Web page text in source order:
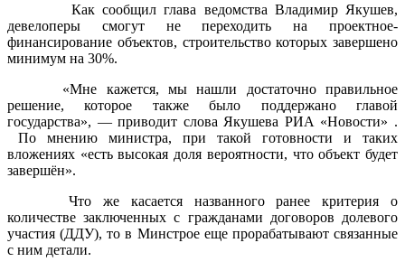
Как сообщил глава ведомства Владимир Якушев,
девелоперы смогут не переходить на проектное-
финансирование объектов, строительство которых завершено
минимум на 30%.
«Мне кажется, мы нашли достаточно правильное
решение, которое также было поддержано главой
государства», — приводит слова Якушева РИА «Новости» .
По мнению министра, при такой готовности и таких
вложениях «есть высокая доля вероятности, что объект будет
завершён».
Что же касается названного ранее критерия о
количестве заключенных с гражданами договоров долевого
участия (ДДУ), то в Минстрое еще прорабатывают связанные
с ним детали.